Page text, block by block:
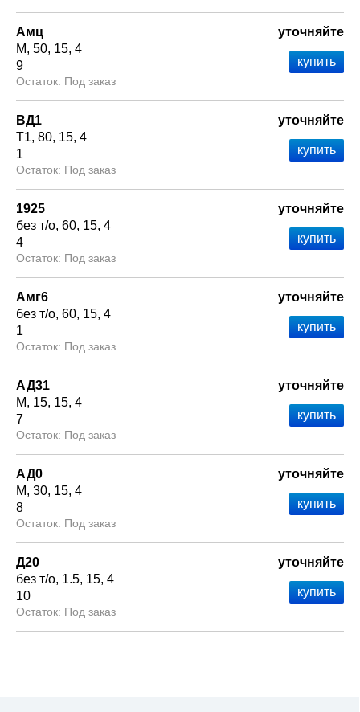
Амц
М 50 15 4
9
Под заказ
уточняйте
ВД1
Т1 80 15 4
1
Под заказ
уточняйте
1925
без т/о 60 15 4
4
Под заказ
уточняйте
Амг6
без т/о 60 15 4
1
Под заказ
уточняйте
АД31
М
15 15 4
7
Под заказ
уточняйте
АД0
М 30 15 4
8
Под заказ
уточняйте
Д20
без т/о 1.5 15 4
10
Под заказ
уточняйте